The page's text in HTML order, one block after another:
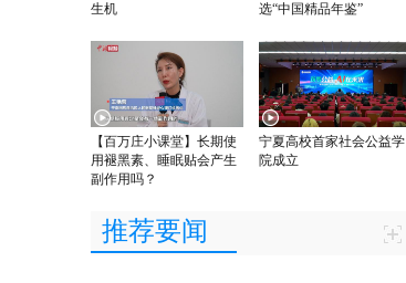
生机
选“中国精品年鉴”
【百万庄小课堂】长期使
用褪黑素、睡眠贴会产生
副作用吗？
宁夏高校首家社会公益学
院成立
推荐要闻